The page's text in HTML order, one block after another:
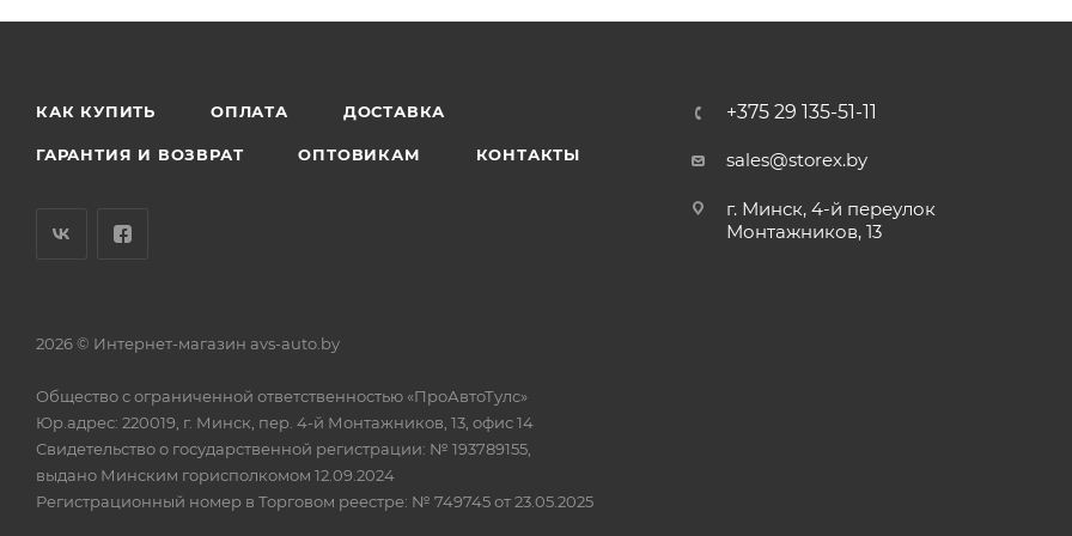
КАК КУПИТЬ ОПЛАТА ДОСТАВКА
ГАРАНТИЯ И ВОЗВРАТ ОПТОВИКАМ КОНТАКТЫ
+375 29 135-51-11
sales@storex.by
г. Минск, 4-й переулок
Монтажников, 13
2026 © Интернет-магазин avs-auto.by
Общество с ограниченной ответственностью «ПроАвтоТулс»
Юр.адрес: 220019, г. Минск, пер. 4-й Монтажников, 13, офис 14
Свидетельство о государственной регистрации: № 193789155,
выдано Минским горисполкомом 12.09.2024
Регистрационный номер в Торговом реестре: № 749745 от 23.05.2025